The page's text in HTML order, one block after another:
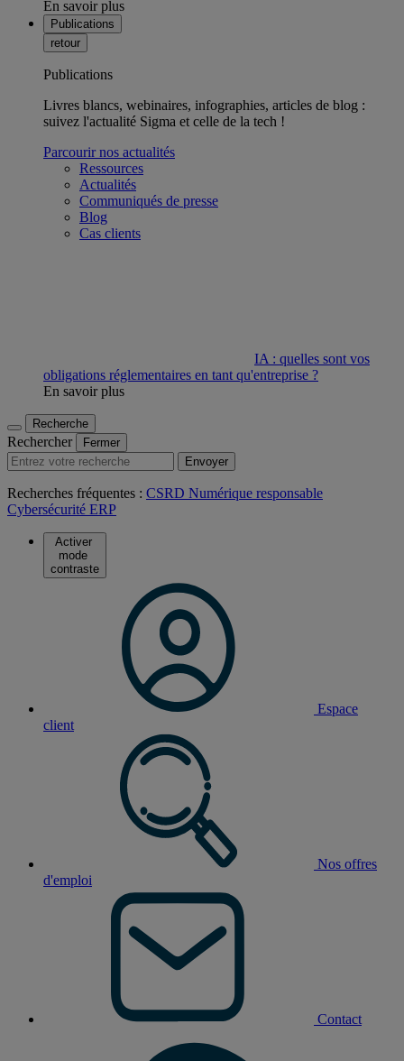
En savoir plus
Publications
retour
Publications
Livres blancs, webinaires, infographies, articles de blog :
suivez l'actualité Sigma et celle de la tech !
Parcourir nos actualités
Ressources
Actualités
Communiqués de presse
Blog
Cas clients
IA : quelles sont vos
obligations réglementaires en tant qu'entreprise ?
En savoir plus
Recherche
Rechercher
Fermer
Envoyer
Recherches fréquentes : CSRD Numérique responsable
Cybersécurité ERP
Activer
mode
contraste
Espace
client
Nos offres
d'emploi
Contact